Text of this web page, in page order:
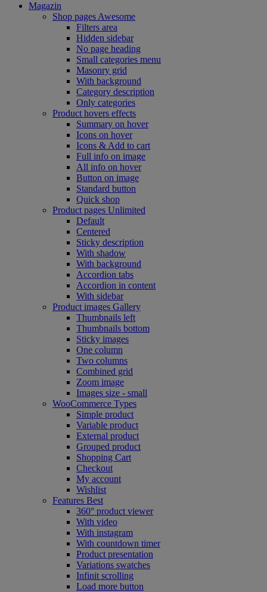
Magazin
Shop pages Awesome
Filters area
Hidden sidebar
No page heading
Small categories menu
Masonry grid
With background
Category description
Only categories
Product hovers effects
Summary on hover
Icons on hover
Icons & Add to cart
Full info on image
All info on hover
Button on image
Standard button
Quick shop
Product pages Unlimited
Default
Centered
Sticky description
With shadow
With background
Accordion tabs
Accordion in content
With sidebar
Product images Gallery
Thumbnails left
Thumbnails bottom
Sticky images
One column
Two columns
Combined grid
Zoom image
Images size - small
WooCommerce Types
Simple product
Variable product
External product
Grouped product
Shopping Cart
Checkout
My account
Wishlist
Features Best
360° product viewer
With video
With instagram
With countdown timer
Product presentation
Variations swatches
Infinit scrolling
Load more button